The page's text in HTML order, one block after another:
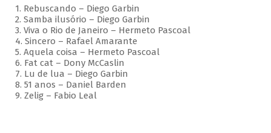
1. Rebuscando – Diego Garbin
2. Samba ilusório – Diego Garbin
3. Viva o Rio de Janeiro – Hermeto Pascoal
4. Sincero – Rafael Amarante
5. Aquela coisa – Hermeto Pascoal
6. Fat cat – Dony McCaslin
7. Lu de lua – Diego Garbin
8. 51 anos – Daniel Barden
9. Zelig – Fabio Leal